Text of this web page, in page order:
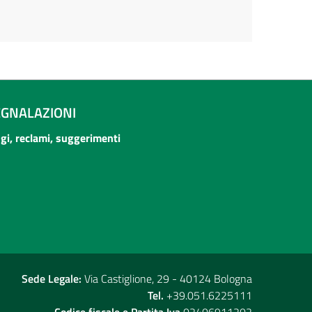
reclami, suggerimenti
Sede Legale: Via Castiglione, 29 - 40124 Bologna
Tel. +39.051.6225111